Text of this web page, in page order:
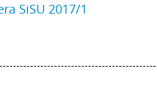
SiSU 2017/1